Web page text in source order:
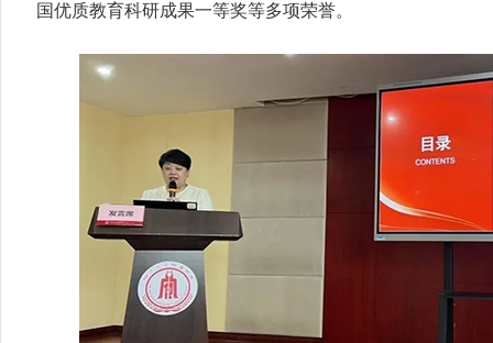
国优质教育科研成果一等奖等多项荣誉。